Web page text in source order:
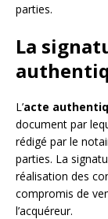
parties.
La
L’acte
document par
rédigé par le
parties. La
réalisation des
compromis de
l’acquéreur.